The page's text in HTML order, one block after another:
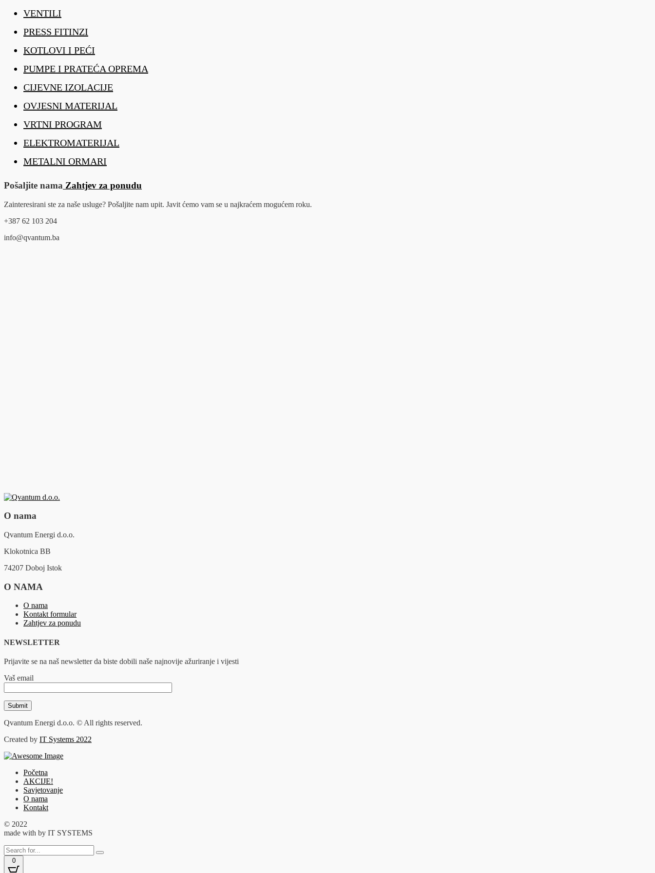
VENTILI
PRESS FITINZI
KOTLOVI I PEĆI
PUMPE I PRATEĆA OPREMA
CIJEVNE IZOLACIJE
OVJESNI MATERIJAL
VRTNI PROGRAM
ELEKTROMATERIJAL
METALNI ORMARI
Pošaljite nama Zahtjev za ponudu
Zainteresirani ste za naše usluge? Pošaljite nam upit. Javit ćemo vam se u najkraćem mogućem roku.
+387 62 103 204
info@qvantum.ba
O nama
Qvantum Energi d.o.o.
Klokotnica BB
74207 Doboj Istok
O NAMA
O nama
Kontakt formular
Zahtjev za ponudu
NEWSLETTER
Prijavite se na naš newsletter da biste dobili naše najnovije ažuriranje i vijesti
Vaš email
Qvantum Energi d.o.o. © All rights reserved.
Created by IT Systems 2022
Početna
AKCIJE!
Savjetovanje
O nama
Kontakt
© 2022
made with by IT SYSTEMS
0